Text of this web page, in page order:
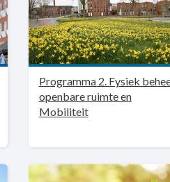
Programma 2. Fysiek
openbare ruimte en
Mobiliteit